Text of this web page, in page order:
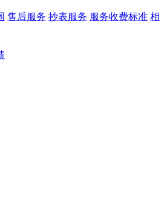
售后服务 抄表服务 服务收费标准 相